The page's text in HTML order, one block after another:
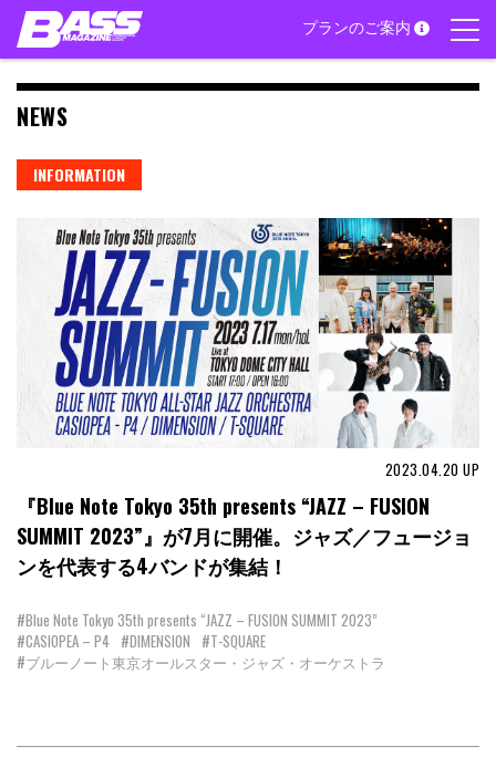
Skip
content
プランのご案内
NEWS
INFORMATION
2023.04.20 UP
『Blue Note Tokyo 35th presents “JAZZ – FUSION
SUMMIT 2023”』が7月に開催。ジャズ／フュージョ
ンを代表する4バンドが集結！
#Blue Note Tokyo 35th presents “JAZZ – FUSION SUMMIT 2023”
#CASIOPEA – P4 #DIMENSION #T-SQUARE
#ブルーノート東京オールスター・ジャズ・オーケストラ